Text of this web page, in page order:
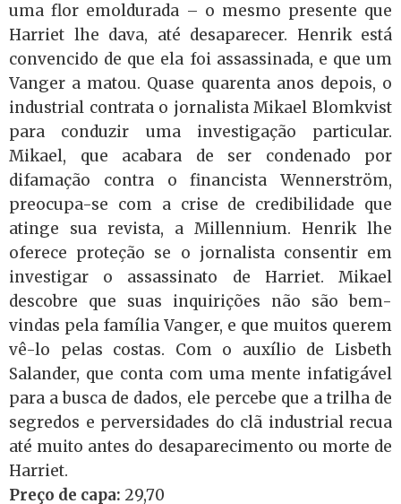
uma flor emoldurada – o mesmo presente que
Harriet lhe dava, até desaparecer. Henrik está
convencido de que ela foi assassinada, e que um
Vanger a matou. Quase quarenta anos depois, o
industrial contrata o jornalista Mikael Blomkvist
para conduzir uma investigação particular.
Mikael, que acabara de ser condenado por
difamação contra o financista Wennerström,
preocupa-se com a crise de credibilidade que
atinge sua revista, a Millennium. Henrik lhe
oferece proteção se o jornalista consentir em
investigar o assassinato de Harriet. Mikael
descobre que suas inquirições não são bem-
vindas pela família Vanger, e que muitos querem
vê-lo pelas costas. Com o auxílio de Lisbeth
Salander, que conta com uma mente infatigável
para a busca de dados, ele percebe que a trilha de
segredos e perversidades do clã industrial recua
até muito antes do desaparecimento ou morte de
Harriet.
Preço de capa: 29,70